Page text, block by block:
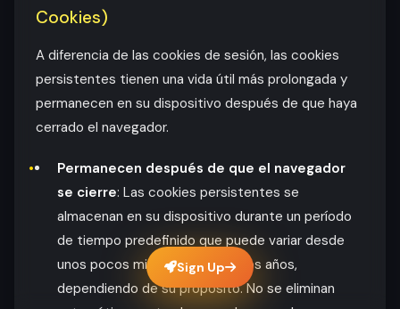
Cookies)
A diferencia de las cookies de sesión, las cookies
persistentes tienen una vida útil más prolongada y
permanecen en su dispositivo después de que haya
cerrado el navegador.
Permanecen después de que el navegador
se cierre: Las cookies persistentes se
almacenan en su dispositivo durante un período
de tiempo predefinido que puede variar desde
unos pocos minutos hasta varios años,
dependiendo de su propósito. No se eliminan
Sign Up